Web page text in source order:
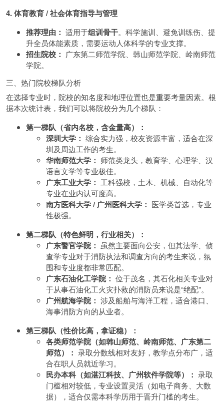
4. 体育教育 / 社会体育指导与管理
推荐理由： 适用于组训骨干。科学施训、避免训练伤、提
升全员体能素质，需要运动人体科学的专业支撑。
招生院校： 广东第二师范学院、韩山师范学院、岭南师范
学院。
三、热门院校梯队分析
在选择专业时，院校的知名度和地理位置也是重要考量因素。根
据本次统计表，我们可以将院校分为几个梯队：
第一梯队（省内名校，含金量高）：
深圳大学： 综合实力强，校友资源丰富，适合在深
圳及周边工作的考生。
华南师范大学： 师范类龙头，教育学、心理学、汉
语言文学等专业极佳。
广东工业大学： 工科强校，土木、机械、自动化等
专业在业内认可度高。
南方医科大学 / 广州医科大学： 医学类首选，专业
性极强。
第二梯队（特色鲜明，行业相关）：
广东警官学院： 虽然主要面向公安，但其法学、侦
查学专业对于消防执法和调查方向的考生来说，氛
围和专业度都非常匹配。
广东石油化工学院： 位于茂名，其石化相关专业对
于从事石油化工火灾扑救的消防员来说是“绝配”。
广州航海学院： 涉及船舶与海洋工程，适合港口、
海事消防方向的从业者。
第三梯队（性价比高，拿证稳）：
各类师范学院（如韩山师范、岭南师范、广东第二
师范）： 录取分数线相对友好，教学点分布广，适
合在职人员就近学习。
民办本科（如湛江科技、广州软件学院等）： 录取
门槛相对较低，专业设置灵活（如电子商务、大数
据），适合仅需本科学历用于晋升门槛的考生。